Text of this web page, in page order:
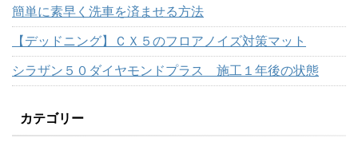
簡単に素早く洗車を済ませる方法
【デッドニング】ＣＸ５のフロアノイズ対策マット
シラザン５０ダイヤモンドプラス 施工１年後の状態
カテゴリー